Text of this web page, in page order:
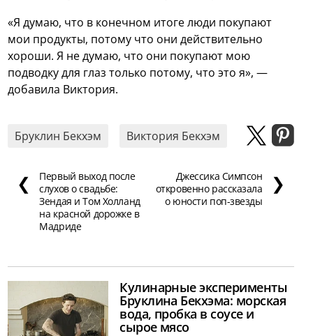
«Я думаю, что в конечном итоге люди покупают
мои продукты, потому что они действительно
хороши. Я не думаю, что они покупают мою
подводку для глаз только потому, что это я», —
добавила Виктория.
Бруклин Бекхэм Виктория Бекхэм
❮
Первый выход после
слухов о свадьбе:
Зендая и Том Холланд
на красной дорожке в
Мадриде
Джессика Симпсон
откровенно рассказала
о юности поп-звезды
❯
Кулинарные эксперименты
Бруклина Бекхэма: морская
вода, пробка в соусе и
сырое мясо